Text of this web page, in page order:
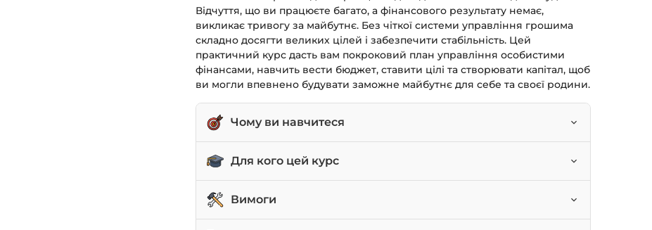
Відчуття, що ви працюєте багато, а фінансового результату немає,
викликає тривогу за майбутнє. Без чіткої системи управління грошима
складно досягти великих цілей і забезпечити стабільність. Цей
практичний курс дасть вам покроковий план управління особистими
фінансами, навчить вести бюджет, ставити цілі та створювати капітал, щоб
ви могли впевнено будувати заможне майбутнє для себе та своєї родини.
Чому ви навчитеся
Ефективно керувати сімейним бюджетом та контролювати
Ставити та досягати великих фінансових цілей (купівля авто,
Для кого цей курс
Для всіх, хто хоче навести лад у своїх фінансах та почати
Вимоги